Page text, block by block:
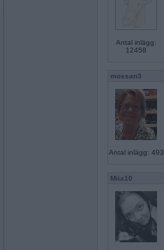
Antal inlägg:
12458
mossan3
Antal inlägg: 493
Miia10